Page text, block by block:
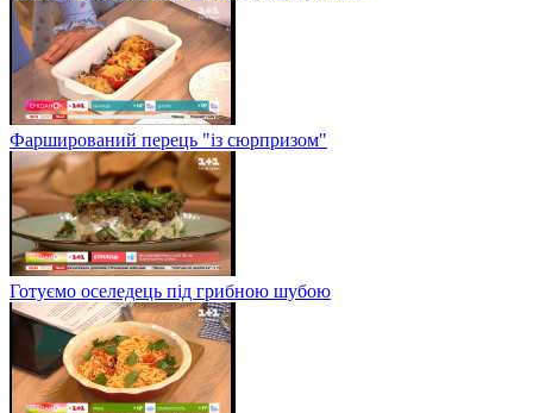
Фарширований перець "із сюрпризом"
Готуємо оселедець під грибною шубою